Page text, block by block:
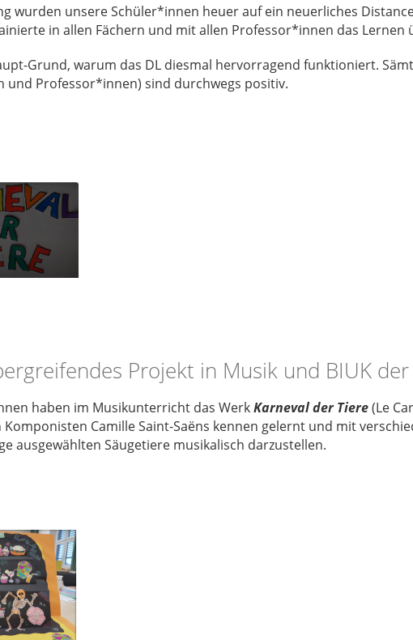
wurden unsere Schüler*innen heuer auf ein neuerliches
in allen Fächern und mit allen Professor*innen das Lernen
Grund, warum das DL diesmal hervorragend funktioniert.
und Professor*innen) sind durchwegs positiv.
Projekt in Musik und BIUK
haben im Musikunterricht das WerkKarneval der Tiere(Le
Komponisten Camille Saint-Saëns kennen gelernt und mit
ausgewählten Säugetiere musikalisch darzustellen.